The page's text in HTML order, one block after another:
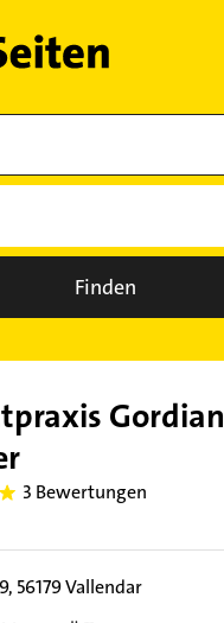
Finden
Gordian
3 Bewertungen
56179Vallendar